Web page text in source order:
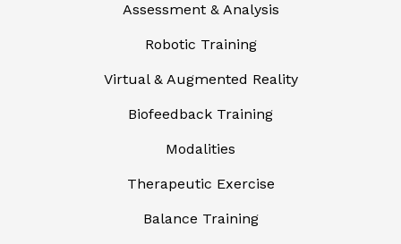
Assessment & Analysis
Robotic Training
Virtual & Augmented Reality
Biofeedback Training
Modalities
Therapeutic Exercise
Balance Training